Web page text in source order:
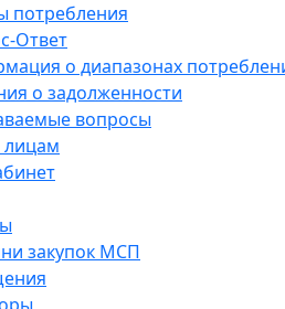
потребления
Ответ
о диапазонах
о задолженности
вопросы
закупок МСП